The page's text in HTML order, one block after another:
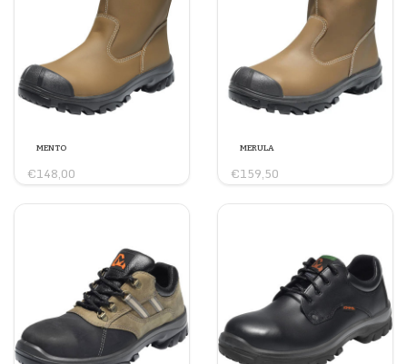
Europese norm
EN ISO 20345:2011
Antistatische
eigenschappen
Antistatisch 0,1 - 1000 M Ohm
Antislip
Breedtemaat
MENTO
€148,00
MERULA
€159,50